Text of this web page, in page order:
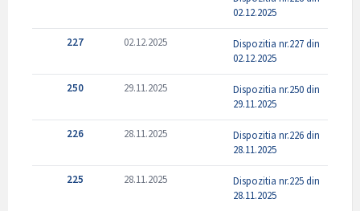
02.12.2025
227 02.12.2025
Dispozitia nr.227 din
02.12.2025
250 29.11.2025
Dispozitia nr.250 din
29.11.2025
226 28.11.2025
Dispozitia nr.226 din
28.11.2025
225 28.11.2025
Dispozitia nr.225 din
28.11.2025